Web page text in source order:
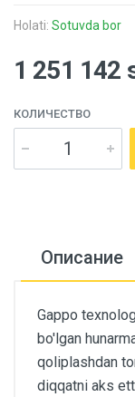
Holati: Sotuvda bor
1 251 142
КОЛИЧЕСТВО
Описание
Gappo
bo'lgan
qoliplashdan
diqqatni aks